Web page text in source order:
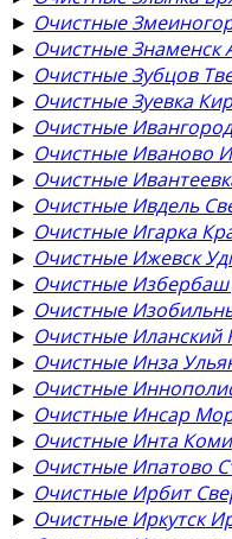
► Очистные
► Очистные Знаменск
► Очистные Зубцов
► Очистные Зуевка
► Очистные
► Очистные Иваново
► Очистные
► Очистные Ивдель
► Очистные Игарка
► Очистные Ижевск
► Очистные Избербаш
► Очистные
► Очистные Иланский
► Очистные Инза
► Очистные
► Очистные Инсар
► Очистные Инта Коми
► Очистные Ипатово
► Очистные Ирбит
► Очистные Иркутск